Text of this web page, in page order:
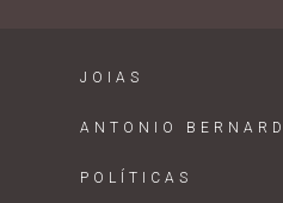
JOIAS
ANTONIO
POLÍTICAS